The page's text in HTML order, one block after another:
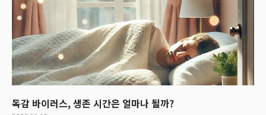
독감 바이러스, 생존 시간은 얼마나 될까?